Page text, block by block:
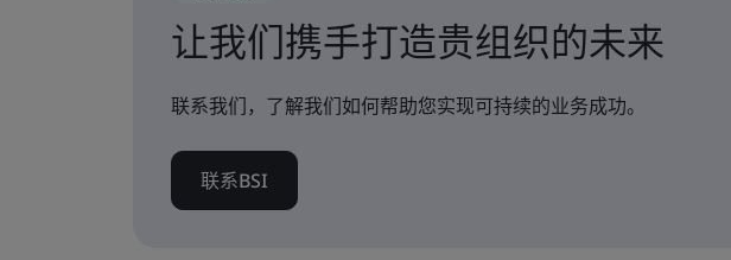
让我们携手打造贵组织的未来
联系我们，了解我们如何帮助您实现可持续的业务成功。
联系BSI